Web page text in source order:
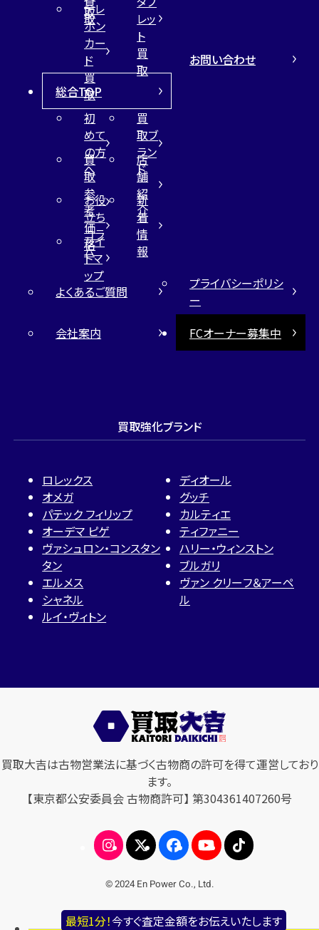
最短1分！今すぐ査定金額をお伝えいたします
取
取
レッ
ト
買
取
テレ
ホン
カー
ド
買
取
総合TOP
初
めて
の方
へ
買
取ブ
ラン
ド
買
取
参
考
価
格
店
舗
紹
介
お役
立ち
コラ
ム
新
着
情
報
サイ
トマ
ップ
お問い合わせ
よくあるご質問
プライバシーポリシ
ー
会社案内
FCオーナー募集中
買取強化ブランド
ロレックス
オメガ
パテック フィリップ
オーデマ ピゲ
ヴァシュロン・コンスタン
タン
エルメス
シャネル
ルイ・ヴィトン
ディオール
グッチ
カルティエ
ティファニー
ハリー・ウィンストン
ブルガリ
ヴァン クリーフ＆アーペ
ル
買取大吉は古物営業法に基づく古物商の許可を得て運営しており
ます。
【東京都公安委員会 古物商許可】 第304361407260号
© 2024 En Power Co., Ltd.